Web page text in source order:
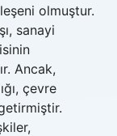
olmuştur.
sanayi
Ancak,
çevre